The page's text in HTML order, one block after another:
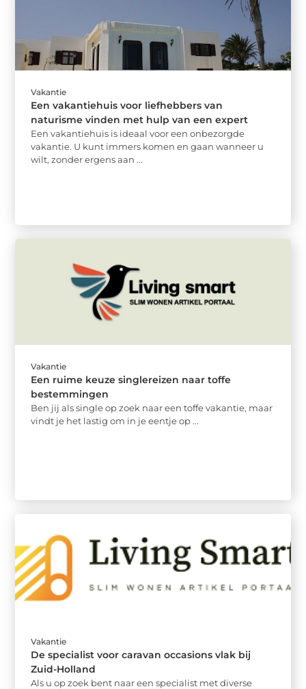
Vakantie
Een vakantiehuis voor liefhebbers van
naturisme vinden met hulp van een expert
Een vakantiehuis is ideaal voor een onbezorgde
vakantie. U kunt immers komen en gaan wanneer u
wilt, zonder ergens aan ...
Vakantie
Een ruime keuze singlereizen naar toffe
bestemmingen
Ben jij als single op zoek naar een toffe vakantie, maar
vindt je het lastig om in je eentje op ...
Vakantie
De specialist voor caravan occasions vlak bij
Zuid-Holland
Als u op zoek bent naar een specialist met diverse